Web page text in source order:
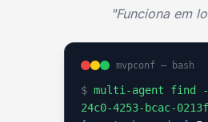
"Funciona em
mvpconf — bash
$ multi-agent find
24c0-4253-bcac-